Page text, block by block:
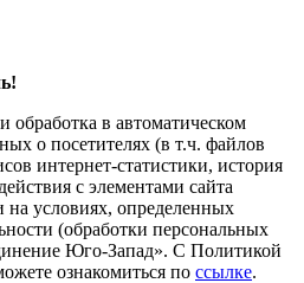
обработка в автоматическом
о посетителях (в т.ч. файлов
интернет-статистики, история
с элементами сайта
на условиях, определенных
(обработки персональных
Юго-Запад». С Политикой
ознакомиться по ссылке.